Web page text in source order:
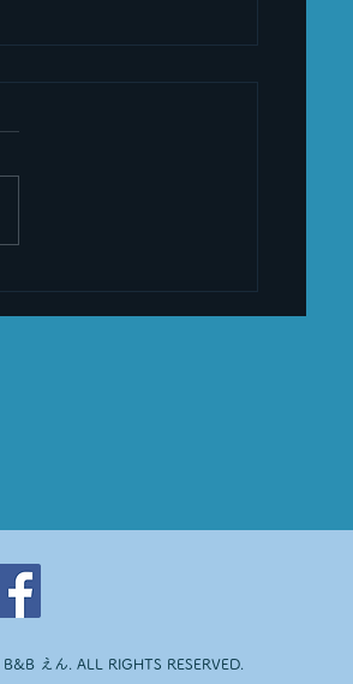
B&B えん. ALL RIGHTS RESERVED.